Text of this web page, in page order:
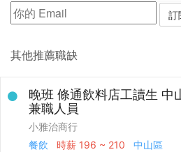
其他推薦職缺
晚班 條通飲料店工讀生 中
兼職人員
小雅治商行
餐飲
時薪 196 ~ 210 中山區